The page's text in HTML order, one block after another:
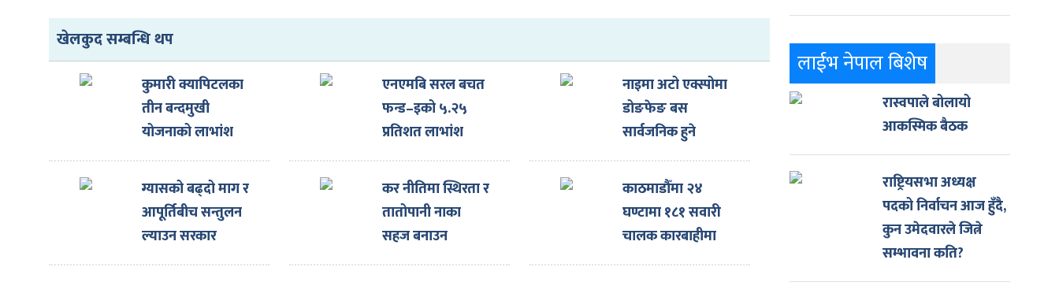
खेलकुद सम्बन्धि थप
कुमारी क्यापिटलका
तीन बन्दमुखी
योजनाको लाभांश
घोषणा
एनएमबि सरल बचत
फन्ड–इको ५.२५
प्रतिशत लाभांश
घोषणा
नाइमा अटो एक्स्पोमा
डोङफेङ बस
सार्वजनिक हुने
ग्यासको बढ्दो माग र
आपूर्तिबीच सन्तुलन
ल्याउन सरकार
प्रयासरतः उद्योगमन्त्री
कर नीतिमा स्थिरता र
तातोपानी नाका
सहज बनाउन
नाइमाको माग,
काठमाडौँमा २४
घण्टामा १८१ सवारी
चालक कारबाहीमा
लाईभ नेपाल बिशेष
रास्वपाले बोलायो
आकस्मिक बैठक
राष्ट्रियसभा अध्यक्ष
पदको निर्वाचन आज हुँदै,
कुन उमेदवारले जित्ने
सम्भावना कति?